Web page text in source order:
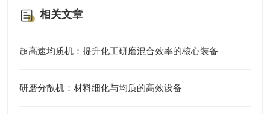
相关文章
超高速均质机：提升化工研磨混合效率的核心装备
研磨分散机：材料细化与均质的高效设备